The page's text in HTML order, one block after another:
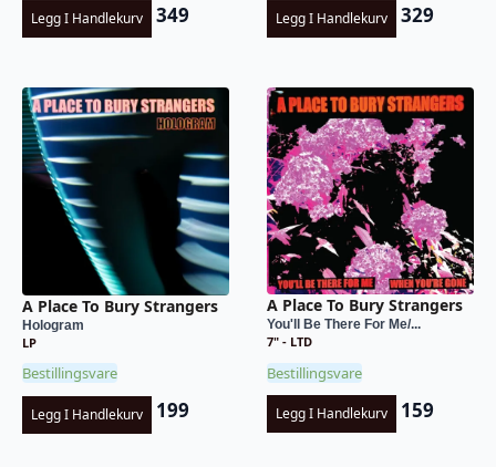
Legg I Handlekurv 349 Legg I Handlekurv 329
A Place To Bury Strangers
Hologram
LP
Bestillingsvare
Legg I Handlekurv 199
A Place To Bury Strangers
You'll Be There For Me/...
7" - LTD
Bestillingsvare
Legg I Handlekurv 159